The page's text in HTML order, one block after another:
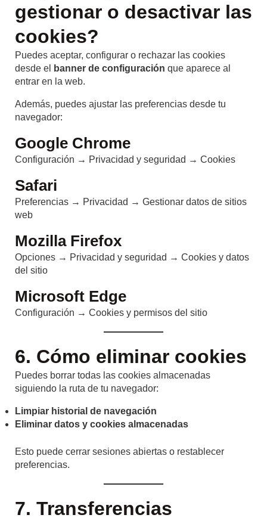
gestionar o desactivar las
cookies?
Puedes aceptar, configurar o rechazar las cookies
desde el
banner de configuración que aparece al
entrar en la web.
Además, puedes ajustar las preferencias desde tu
navegador:
Google Chrome
Configuración → Privacidad y seguridad → Cookies
Safari
Preferencias → Privacidad → Gestionar datos de sitios
web
Mozilla Firefox
Opciones → Privacidad y seguridad → Cookies y datos
del sitio
Microsoft Edge
Configuración → Cookies y permisos del sitio
6. Cómo eliminar cookies
Puedes borrar todas las cookies almacenadas
siguiendo la ruta de tu navegador:
Limpiar historial de navegación
Eliminar datos y cookies almacenadas
Esto puede cerrar sesiones abiertas o restablecer
preferencias.
7. Transferencias